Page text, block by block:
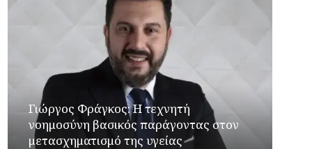
Γιώργος Φράγκος: Η τεχνητή
νοημοσύνη βασικός παράγοντας στον
μετασχηματισμό της υγείας